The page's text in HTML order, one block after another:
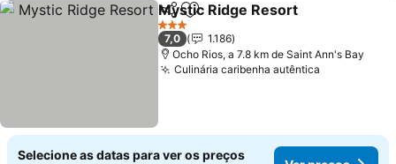
PartilharAdicionar aos favoritos
Mystic Ridge Resort
3 Estrelas
7,0
1.186
Ocho Rios, a 7.8 km de Saint Ann's Bay
Culinária caribenha autêntica
Selecione as datas para ver os preços